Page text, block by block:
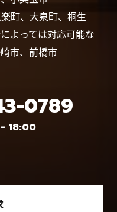
町、大泉町、桐生
よっては対応可能な
市、前橋市
0789
18:00